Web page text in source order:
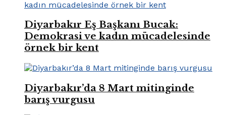
Diyarbakır Eş Başkanı Bucak:
Demokrasi ve kadın mücadelesinde
örnek bir kent
Diyarbakır’da 8 Mart mitinginde
barış vurgusu